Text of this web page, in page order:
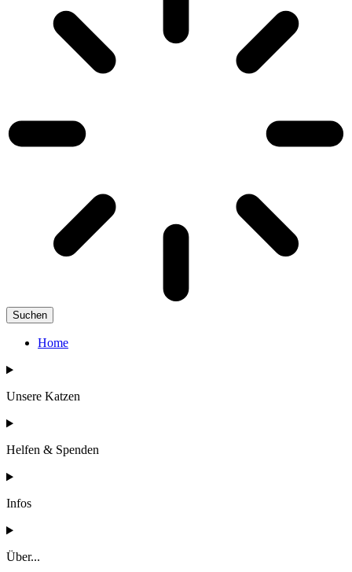
Suchen
Home
Unsere Katzen
Helfen & Spenden
Infos
Über...